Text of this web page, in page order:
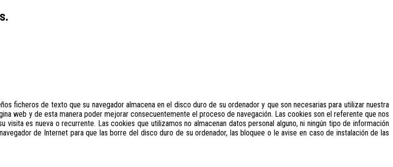
ficheros de texto que su navegador almacena en el disco duro de su ordenador y que son necesarias para utilizar nuestra
web y de esta manera poder mejorar consecuentemente el proceso de navegación. Las cookies son el referente que nos
es nueva o recurrente. Las cookies que utilizamos no almacenan datos personal alguno, ni ningún tipo de información
de Internet para que las borre del disco duro de su ordenador, las bloquee o le avise en caso de instalación de las